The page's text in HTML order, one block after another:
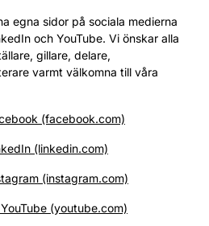
egna sidor på sociala medierna
och YouTube. Vi önskar alla
gillare, delare,
varmt välkomna till våra
(facebook.com)
(linkedin.com)
(instagram.com)
(youtube.com)